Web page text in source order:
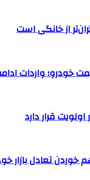
خودرو؛ واردات
قرار دارد
خوردن تعادل بازار